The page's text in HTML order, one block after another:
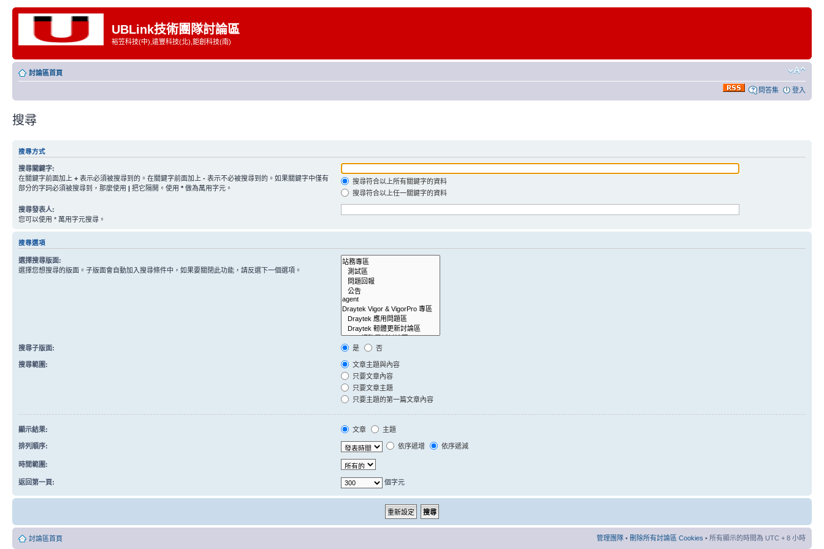
UBLink技術團隊討論區
裕笠科技(中),遠豐科技(北),鉅創科技(南)
討論區首頁
問答集 登入
搜尋
搜尋方式
搜尋關鍵字:
在關鍵字前面加上 + 表示必須被搜尋到的。在關鍵字前面加上 - 表示不必被搜尋到的。如果關鍵字中僅有
部分的字詞必須被搜尋到，那麼使用 | 把它隔開。使用 * 做為萬用字元。
搜尋符合以上所有關鍵字的資料
搜尋符合以上任一關鍵字的資料
搜尋發表人:
您可以使用 * 萬用字元搜尋。
搜尋選項
選擇搜尋版面:
選擇您想搜尋的版面。子版面會自動加入搜尋條件中，如果要關閉此功能，請反選下一個選項。
搜尋子版面: 是 否
搜尋範圍:
文章主題與內容
只要文章內容
只要文章主題
只要主題的第一篇文章內容
顯示結果: 文章 主題
排列順序: 依序遞增 依序遞減
時間範圍:
返回第一頁: 個字元
討論區首頁 管理團隊 • 刪除所有討論區 Cookies • 所有顯示的時間為 UTC + 8 小時